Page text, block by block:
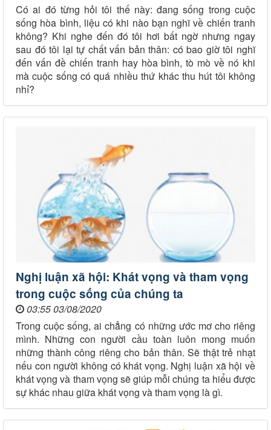
Có ai đó từng hỏi tôi thế này: đang sống trong cuộc
sống hòa bình, liệu có khi nào bạn nghĩ về chiến tranh
không? Khi nghe đến đó tôi hơi bất ngờ nhưng ngay
sau đó tôi lại tự chất vấn bản thân: có bao giờ tôi nghĩ
đến vấn đề chiến tranh hay hòa bình, tò mò về nó khi
mà cuộc sống có quá nhiều thứ khác thu hút tôi không
nhỉ?
Nghị luận xã hội: Khát vọng và tham vọng
trong cuộc sống của chúng ta
03:55 03/08/2020
Trong cuộc sống, ai chẳng có những ước mơ cho riêng
mình. Những con người cầu toàn luôn mong muốn
những thành công riêng cho bản thân. Sẽ thật trẻ nhạt
nếu con người không có khát vọng. Nghị luận xã hội về
khát vọng và tham vọng sẽ giúp mỗi chúng ta hiểu được
sự khác nhau giữa khát vọng và tham vọng là gì.